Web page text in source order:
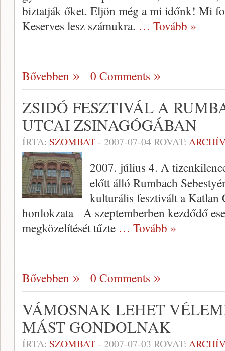
biztatják őket. Eljön még a mi időnk! Mi
Keserves lesz számukra. … Tovább »
Bővebben 0 Comments
ZSIDÓ FESZTIVÁL A
UTCAI ZSINAGÓGÁBAN
ÍRTA: SZOMBAT- 2007-07-04ROVAT:
2007. július 4. A
előtt álló Rumbach
kulturális fesztivált a
honlokzata A szeptemberben kezdődő
megközelítését tűzte … Tovább »
Bővebben 0 Comments
VÁMOSNAK LEHET
MÁST GONDOLNAK
ÍRTA: SZOMBAT- 2007-07-03 ROVAT: